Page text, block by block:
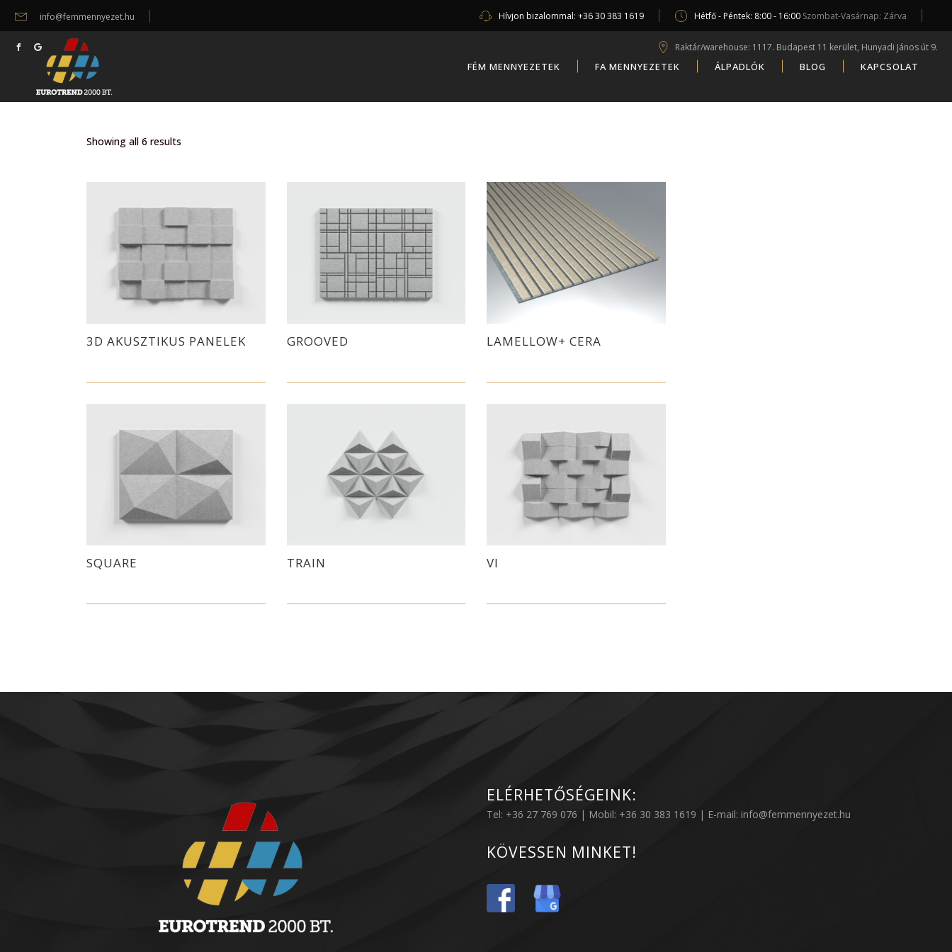
info@femmennyezet.hu Hívjon bizalommal: +36 30 383 1619 Hétfő - Péntek: 8:00 - 16:00 Szombat-Vasárnap: Zárva
Raktár/warehouse: 1117. Budapest 11 kerület, Hunyadi János út 9.
FÉM MENNYEZETEK FA MENNYEZETEK ÁLPADLÓK BLOG KAPCSOLAT
Showing all 6 results
3D AKUSZTIKUS PANELEK GROOVED LAMELLOW+ CERA
SQUARE TRAIN VI
ELÉRHETŐSÉGEINK:
Tel: +36 27 769 076 | Mobil: +36 30 383 1619 | E-mail: info@femmennyezet.hu
KÖVESSEN MINKET!